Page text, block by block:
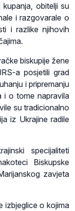
obitelji su
i razgovarale o
i razlike njihovih
biskupije žene
a posjetili grad
i pripremanju
i o tome napravila
su tradicionalno
iz Ukrajine radile
specijaliteti
Biskupske
zavjeta
izbjeglice o kojima